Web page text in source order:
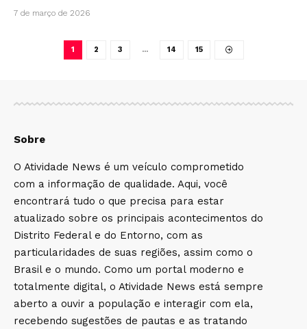
7 de março de 2026
1 2 3 … 14 15
Sobre
O Atividade News é um veículo comprometido
com a informação de qualidade. Aqui, você
encontrará tudo o que precisa para estar
atualizado sobre os principais acontecimentos do
Distrito Federal e do Entorno, com as
particularidades de suas regiões, assim como o
Brasil e o mundo. Como um portal moderno e
totalmente digital, o Atividade News está sempre
aberto a ouvir a população e interagir com ela,
recebendo sugestões de pautas e as tratando